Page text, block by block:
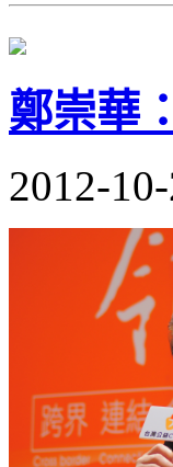
鄭崇華
2012-